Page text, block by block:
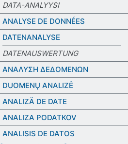
DATA-ANALYYSI
ANALYSE DE DONNÉES
DATENANALYSE
DATENAUSWERTUNG
ΑΝΑΛΥΣΗ ΔΕΔΟΜΕΝΩΝ
DUOMENŲ ANALIZĖ
ANALIZĂ DE DATE
ANALIZA PODATKOV
ANALISIS DE DATOS